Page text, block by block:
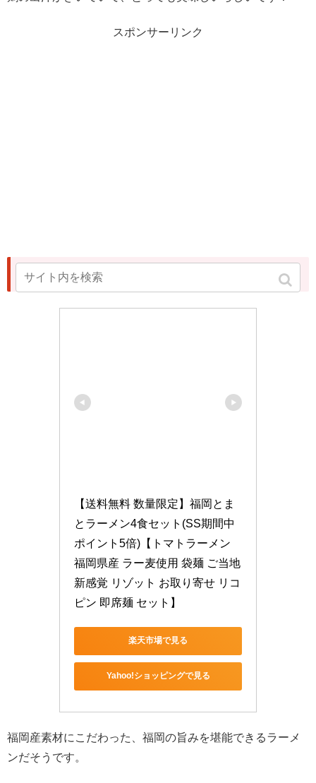
スポンサーリンク
福岡とまとの通販
【送料無料 数量限定】福岡とま
とラーメン4食セット(SS期間中
ポイント5倍)【トマトラーメン
福岡県産 ラー麦使用 袋麺 ご当地
新感覚 リゾット お取り寄せ リコ
ピン 即席麺 セット】
楽天市場で見る
Yahoo!ショッピングで見る
福岡産素材にこだわった、福岡の旨みを堪能できるラーメ
ンだそうです。